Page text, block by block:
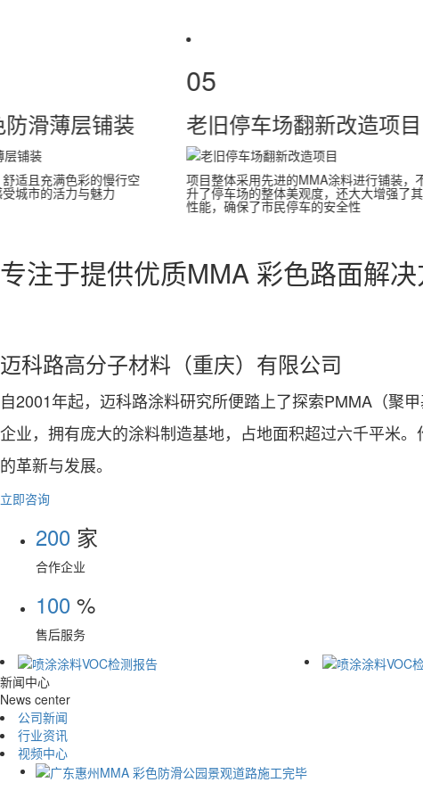
慢行系统彩色防滑薄层铺装
为市民提供一处安全、舒适且充满色彩的慢行空
间，让人们在行走中感受城市的活力与魅力
老旧停车场
项目整体采用先进
升了停车场的整体
性能，确保了市民停
专注于提供优质MMA 彩色路面解
迈科路高分子材料（重庆）有限公司
自2001年起，迈科路涂料研究所便踏上了探索PMMA（聚
企业，拥有庞大的涂料制造基地，占地面积超过六千平米
的革新与发展。
立即咨询
200 家
合作企业
100 %
售后服务
新闻中心
News center
公司新闻
行业资讯
视频中心